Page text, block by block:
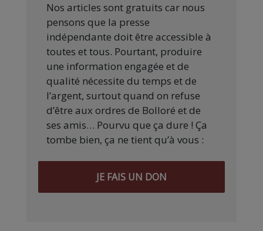
Nos articles sont gratuits car nous
pensons que la presse
indépendante doit être accessible à
toutes et tous. Pourtant, produire
une information engagée et de
qualité nécessite du temps et de
l’argent, surtout quand on refuse
d’être aux ordres de Bolloré et de
ses amis… Pourvu que ça dure ! Ça
tombe bien, ça ne tient qu’à vous :
JE FAIS UN DON